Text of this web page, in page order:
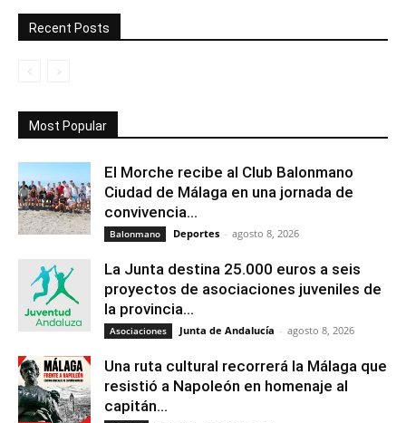
Recent Posts
Most Popular
El Morche recibe al Club Balonmano
Ciudad de Málaga en una jornada de
convivencia...
Balonmano Deportes - agosto 8, 2026
La Junta destina 25.000 euros a seis
proyectos de asociaciones juveniles de
la provincia...
Asociaciones Junta de Andalucía - agosto 8, 2026
Una ruta cultural recorrerá la Málaga que
resistió a Napoleón en homenaje al
capitán...